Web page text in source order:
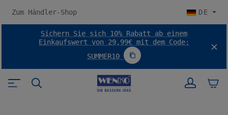
springen
Zum Händler-Shop DE
Sichern Sie sich 10% Rabatt ab einem
Einkaufswert von 29,99€ mit dem Code:
SUMMER10
Code SUMMER10 kopieren